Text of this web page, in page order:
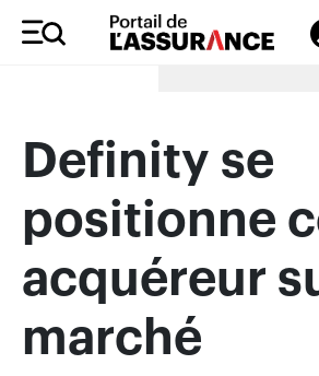
Merci à nos annonceurs
Definity se
positionne
acquéreur
marché